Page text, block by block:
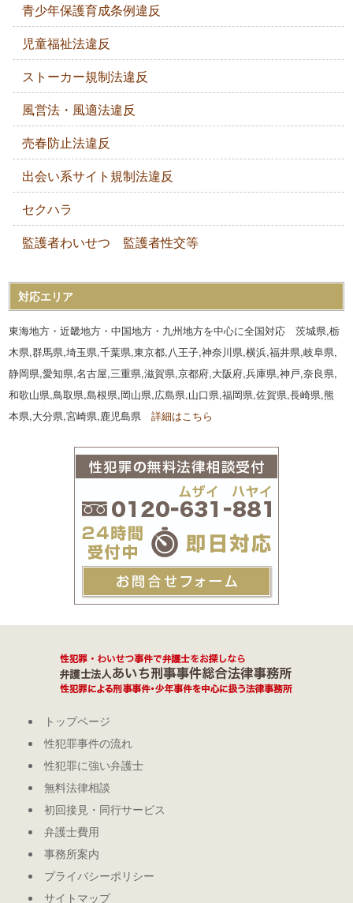
青少年保護育成条例違反
児童福祉法違反
ストーカー規制法違反
風営法・風適法違反
売春防止法違反
出会い系サイト規制法違反
セクハラ
監護者わいせつ 監護者性交等
対応エリア
東海地方・近畿地方・中国地方・九州地方を中心に全国対応 茨城県,栃
木県,群馬県,埼玉県,千葉県,東京都,八王子,神奈川県,横浜,福井県,岐阜県,
静岡県,愛知県,名古屋,三重県,滋賀県,京都府,大阪府,兵庫県,神戸,奈良県,
和歌山県,鳥取県,島根県,岡山県,広島県,山口県,福岡県,佐賀県,長崎県,熊
本県,大分県,宮崎県,鹿児島県詳細はこちら
トップページ
性犯罪事件の流れ
性犯罪に強い弁護士
無料法律相談
初回接見・同行サービス
弁護士費用
事務所案内
プライバシーポリシー
サイトマップ